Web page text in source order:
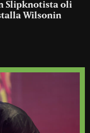
Slipknotista oli
Wilsonin